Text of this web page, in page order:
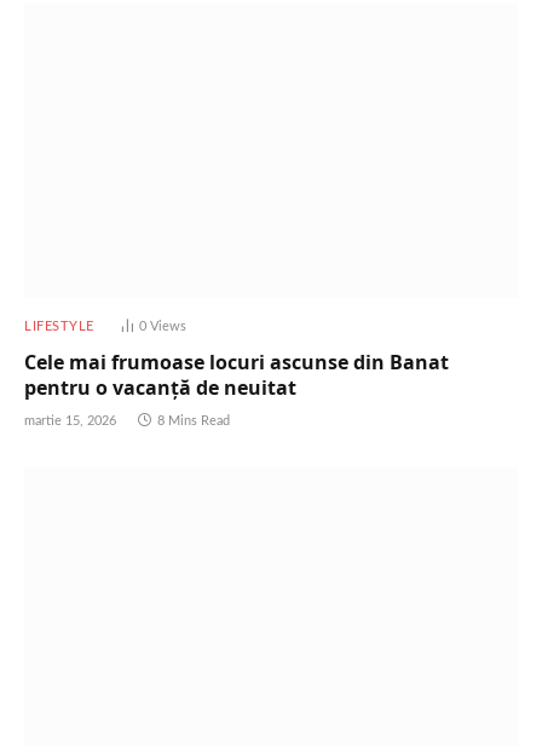
LIFESTYLE 0 Views
Cele mai frumoase locuri ascunse din Banat
pentru o vacanță de neuitat
martie 15, 2026 8 Mins Read